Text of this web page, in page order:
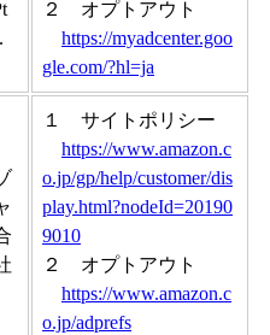
２ オプトアウト
https://myadcenter.goo
gle.com/?hl=ja
１ サイトポリシー
https://www.amazon.c
o.jp/gp/help/customer/dis
play.html?nodeId=20190
9010
２ オプトアウト
https://www.amazon.c
o.jp/adprefs